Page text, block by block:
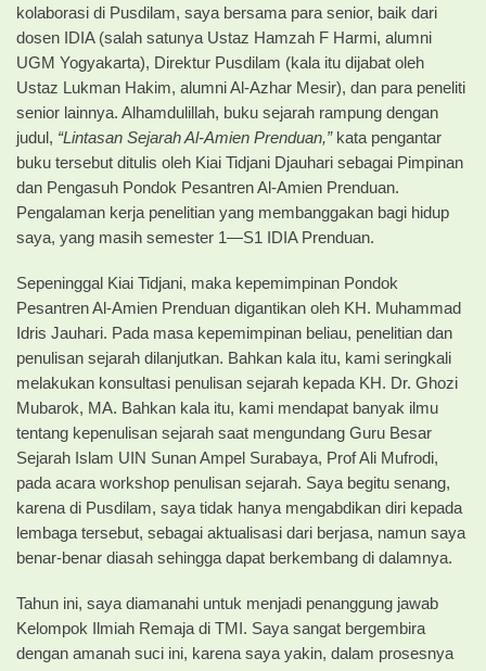
kolaborasi di Pusdilam, saya bersama para senior, baik dari
dosen IDIA (salah satunya Ustaz Hamzah F Harmi, alumni
UGM Yogyakarta), Direktur Pusdilam (kala itu dijabat oleh
Ustaz Lukman Hakim, alumni Al-Azhar Mesir), dan para peneliti
senior lainnya. Alhamdulillah, buku sejarah rampung dengan
judul, “Lintasan Sejarah Al-Amien Prenduan,”kata pengantar
buku tersebut ditulis oleh Kiai Tidjani Djauhari sebagai Pimpinan
dan Pengasuh Pondok Pesantren Al-Amien Prenduan.
Pengalaman kerja penelitian yang membanggakan bagi hidup
saya, yang masih semester 1­­­­—S1 IDIA Prenduan.
Sepeninggal Kiai Tidjani, maka kepemimpinan Pondok
Pesantren Al-Amien Prenduan digantikan oleh KH. Muhammad
Idris Jauhari. Pada masa kepemimpinan beliau, penelitian dan
penulisan sejarah dilanjutkan. Bahkan kala itu, kami seringkali
melakukan konsultasi penulisan sejarah kepada KH. Dr. Ghozi
Mubarok, MA. Bahkan kala itu, kami mendapat banyak ilmu
tentang kepenulisan sejarah saat mengundang Guru Besar
Sejarah Islam UIN Sunan Ampel Surabaya, Prof Ali Mufrodi,
pada acara workshop penulisan sejarah. Saya begitu senang,
karena di Pusdilam, saya tidak hanya mengabdikan diri kepada
lembaga tersebut, sebagai aktualisasi dari berjasa, namun saya
benar-benar diasah sehingga dapat berkembang di dalamnya.
Tahun ini, saya diamanahi untuk menjadi penanggung jawab
Kelompok Ilmiah Remaja di TMI. Saya sangat bergembira
dengan amanah suci ini, karena saya yakin, dalam prosesnya